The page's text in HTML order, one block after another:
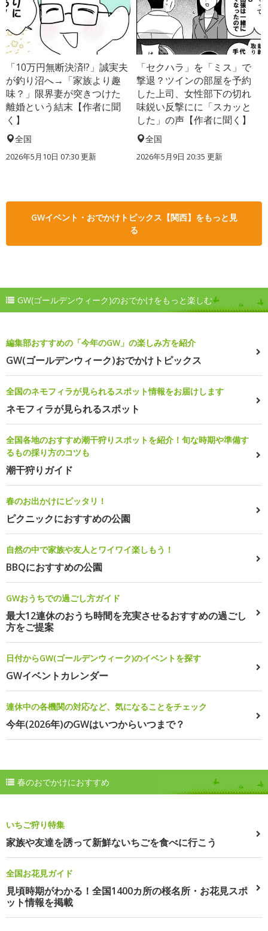
「10万円無断決済!?」誠実夫
が釣り沼へ→「家族より趣
味？」限界妻が突きつけた
離婚という結末【作者に聞
く】
全国
2026年5月10日 07:30 更新
「セクハラ」を「ミス」で
撃退？ツインの部屋を予約
した上司、女性部下の切れ
味鋭い反撃にに「スカッと
した」の声【作者に聞く】
全国
2026年5月9日 20:35 更新
GWイベント・おでかけトピックス【関西】をもっと見
る
GW(ゴールデンウィーク)のおでかけをもっと楽しむ
編集部おすすめの「今年のGW」の楽しみ方を紹介
GW(ゴールデンウィーク)おでかけトピックス
全国のネモフィラが見られるスポット情報をお届けします
ネモフィラが見られるスポット
全国各地のおすすめ潮干狩りスポットを紹介！旬な時期や準備す
るもの採り方のコツも
潮干狩りガイド
春のお出かけにピッタリ！
ピクニックにおすすめの公園
自然の中で家族や友人とワイワイ楽しもう！
BBQにおすすめの公園
GWおうちでの過ごし方ガイド
最大12連休のおうち時間を充実させるおすすめの過ごし
方をご提案
日付からGW(ゴールデンウィーク)のイベントを探す
GWイベントカレンダー
連休中の各機関の対応など、気になることをチェック
今年(2026年)のGWはいつからいつまで？
春のおでかけにおすすめ
いちご狩り特集
家族や友達を誘って新鮮ないちごを食べに行こう
全国お花見ガイド
見頃時期がわかる！全国1400カ所の桜名所・お花見スポ
ット情報を掲載